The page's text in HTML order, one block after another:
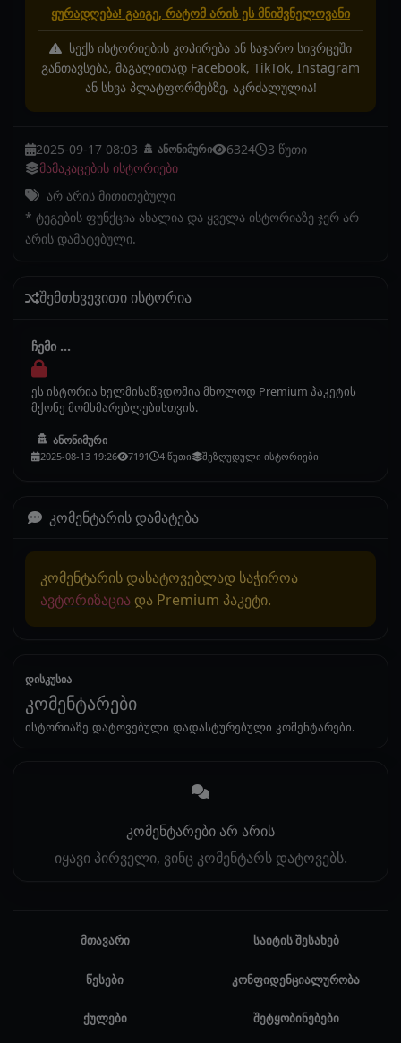
ყურადღება! გაიგე, რატომ არის ეს მნიშვნელოვანი
სექს ისტორიების კოპირება ან საჯარო სივრცეში
განთავსება, მაგალითად Facebook, TikTok, Instagram
ან სხვა პლატფორმებზე, აკრძალულია!
2025-09-17 08:03 ანონიმური 6324
3 წუთი
მამაკაცების ისტორიები
არ არის მითითებული
* ტეგების ფუნქცია ახალია და ყველა ისტორიაზე ჯერ არ
არის დამატებული.
შემთხვევითი ისტორია
ჩემი ...
ეს ისტორია ხელმისაწვდომია მხოლოდ Premium პაკეტის
მქონე მომხმარებლებისთვის.
ანონიმური
2025-08-13 19:26 7191 4 წუთი შეზღუდული ისტორიები
კომენტარის დამატება
კომენტარის დასატოვებლად საჭიროა
ავტორიზაცია და Premium პაკეტი.
დისკუსია
კომენტარები
ისტორიაზე დატოვებული დადასტურებული კომენტარები.
კომენტარები არ არის
იყავი პირველი, ვინც კომენტარს დატოვებს.
მთავარი საიტის შესახებ
წესები კონფიდენციალურობა
ქულები შეტყობინებები